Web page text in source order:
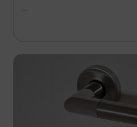
...